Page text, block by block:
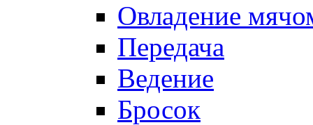
Овладение
Передача
Ведение
Бросок